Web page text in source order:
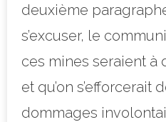
deuxième
s’excuser, le
ces mines seraient à
et qu’on s’efforcerait
dommages